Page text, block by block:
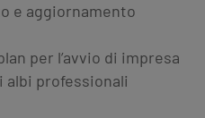
e aggiornamento
per l’avvio di impresa
albi professionali